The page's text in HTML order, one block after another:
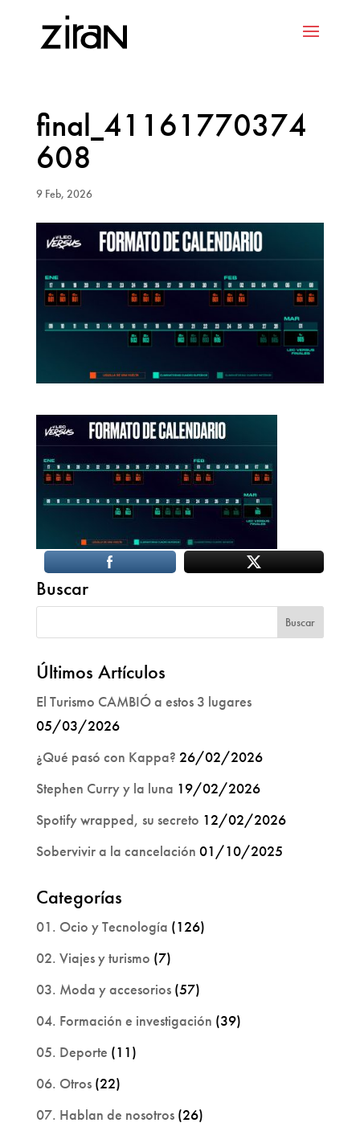
final_41161770374
608
9 Feb, 2026
Buscar
Últimos Artículos
El Turismo CAMBIÓ a estos 3 lugares
05/03/2026
¿Qué pasó con Kappa? 26/02/2026
Stephen Curry y la luna 19/02/2026
Spotify wrapped, su secreto 12/02/2026
Sobervivir a la cancelación 01/10/2025
Categorías
01. Ocio y Tecnología (126)
02. Viajes y turismo (7)
03. Moda y accesorios(57)
04. Formación e investigación (39)
05. Deporte (11)
06. Otros(22)
07. Hablan de nosotros(26)